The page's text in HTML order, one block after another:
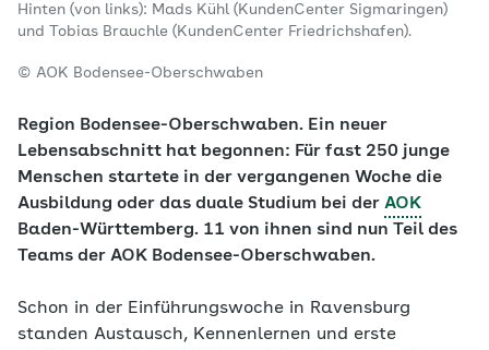
Hinten (von links): Mads Kühl (KundenCenter Sigmaringen)
und Tobias Brauchle (KundenCenter Friedrichshafen).
© AOK Bodensee-Oberschwaben
Region Bodensee-Oberschwaben. Ein neuer
Lebensabschnitt hat begonnen: Für fast 250 junge
Menschen startete in der vergangenen Woche die
Ausbildung oder das duale Studium bei der AOK
Baden-Württemberg. 11 von ihnen sind nun Teil des
Teams der AOK Bodensee-Oberschwaben.
Schon in der Einführungswoche in Ravensburg
standen Austausch, Kennenlernen und erste